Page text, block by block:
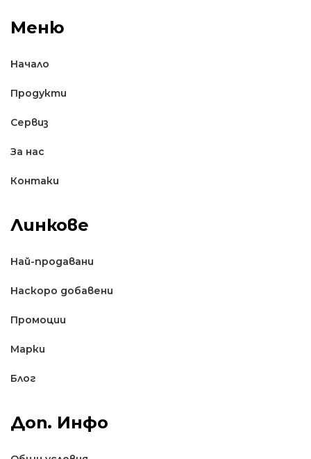
Меню
Начало
Продукти
Сервиз
За нас
Контаки
Линкове
Най-продавани
Наскоро добавени
Промоции
Марки
Блог
Доп. Инфо